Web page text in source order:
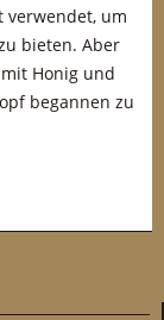
verwendet, um
bieten. Aber
Honig und
begannen zu